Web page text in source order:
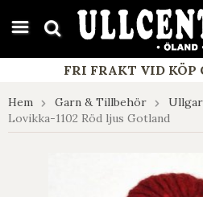
google-site-verification:
FRI FRAKT VID KÖP
Hem Garn & Tillbehör
Lovikka-1102 Röd ljus Gotland